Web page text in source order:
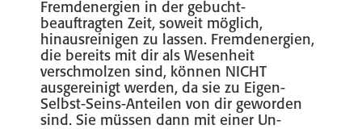
Fremdenergien in der gebucht-
beauftragten Zeit, soweit möglich,
hinausreinigen zu lassen. Fremdenergien,
die bereits mit dir als Wesenheit
verschmolzen sind, können NICHT
ausgereinigt werden, da sie zu Eigen-
Selbst-Seins-Anteilen von dir geworden
sind. Sie müssen dann mit einer Un-